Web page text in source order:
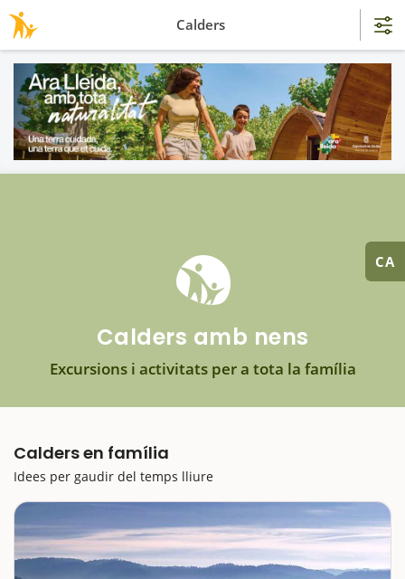
CA
Calders amb nens
Excursions i activitats per a tota la família
Calders en família
Idees per gaudir del temps lliure
Calders